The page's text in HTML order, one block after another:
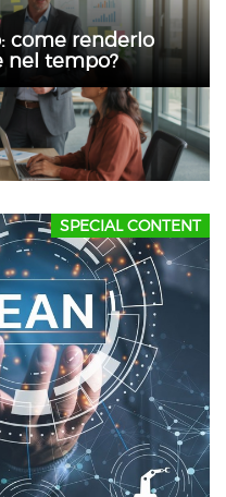
come renderlo
nel tempo?